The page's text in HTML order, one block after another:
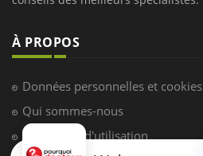
À PROPOS
Données personnelles et cookies
Qui sommes-nous
Conditions d'utilisation